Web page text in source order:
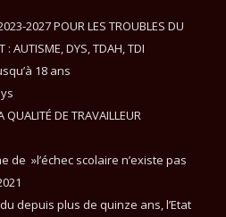
2027 POUR LES TROUBLES DU
: AUTISME, DYS, TDAH, TDI
18 ans
QUALITÉ DE TRAVAILLEUR
de »l’échec scolaire n’existe pas
depuis plus de quinze ans, l’Etat